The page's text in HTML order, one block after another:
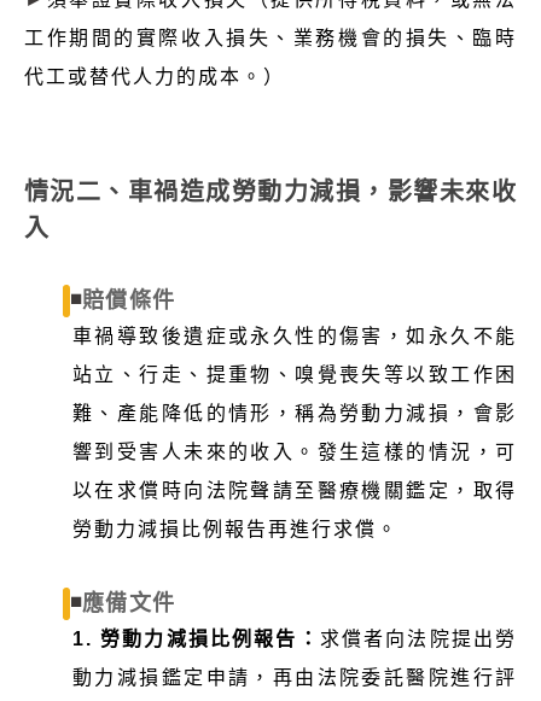
工作期間的實際收入損失、業務機會的損失、臨時
代工或替代人力的成本。）
情況二、車禍造成勞動力減損，影響未來收
入
◾賠償條件
車禍導致後遺症或永久性的傷害，如永久不能
站立、行走、提重物、嗅覺喪失等以致工作困
難、產能降低的情形，稱為勞動力減損，會影
響到受害人未來的收入。發生這樣的情況，可
以在求償時向法院聲請至醫療機關鑑定，取得
勞動力減損比例報告再進行求償。
◾應備文件
1. 勞動力減損比例報告： 求償者向法院提出勞
動力減損鑑定申請，再由法院委託醫院進行評